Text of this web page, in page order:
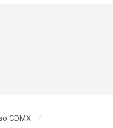
CDMX